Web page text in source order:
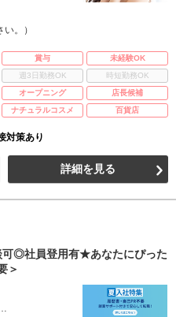
。）
賞与
未経験OK
週3日勤務OK
時短勤務OK
オープニング
店長候補
ナチュラルコスメ 百貨店
対策あり
詳細を見る
可◎社員登用有★あなたにぴった
＞